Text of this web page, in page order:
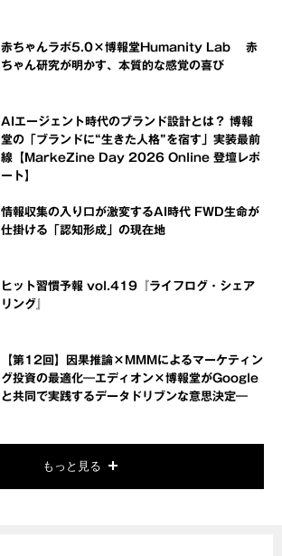
赤ちゃんラボ5.0×博報堂Humanity Lab 赤
ちゃん研究が明かす、本質的な感覚の喜び
AIエージェント時代のブランド設計とは？ 博報
堂の「ブランドに“生きた人格”を宿す」実装最前
線【MarkeZine Day 2026 Online 登壇レポ
ート】
情報収集の入り口が激変するAI時代 FWD生命が
仕掛ける「認知形成」の現在地
ヒット習慣予報 vol.419『ライフログ・シェア
リング』
【第12回】因果推論×MMMによるマーケティン
グ投資の最適化―エディオン×博報堂がGoogle
と共同で実践するデータドリブンな意思決定―
もっと見る